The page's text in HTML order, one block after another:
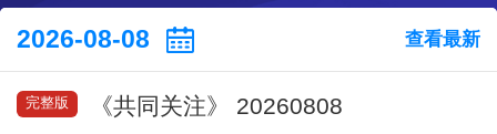
央視新聞 微信公眾號
2026-08-08 查看最新
完整版 《共同关注》 20260808